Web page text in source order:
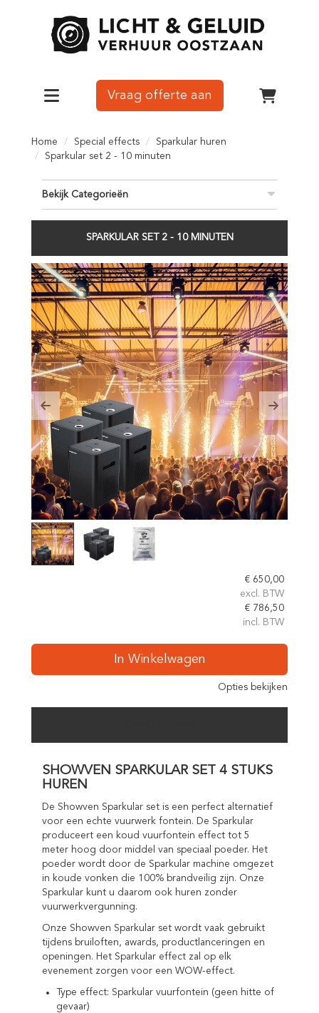
Toggle navigation
Vraag offerte aan
Home Special effects
Sparkular huren
Sparkular set 2 - 10 minuten
Bekijk Categorieën
SPARKULAR SET 2 - 10 MINUTEN
Previous Next
€ 650,00
excl. BTW
€ 786,50
incl. BTW
In Winkelwagen
Opties bekijken
SHOWVEN SPARKULAR SET 4 STUKS
HUREN
De Showven Sparkular set is een perfect alternatief
voor een echte vuurwerk fontein. De Sparkular
produceert een koud vuurfontein effect tot 5
meter hoog door middel van speciaal poeder. Het
poeder wordt door de Sparkular machine omgezet
in koude vonken die 100% brandveilig zijn. Onze
Sparkular kunt u daarom ook huren zonder
vuurwerkvergunning.
Onze Showven Sparkular set wordt vaak gebruikt
tijdens bruiloften, awards, productlanceringen en
openingen. Het Sparkular effect zal op elk
evenement zorgen voor een WOW-effect.
Type effect: Sparkular vuurfontein (geen hitte of
gevaar)